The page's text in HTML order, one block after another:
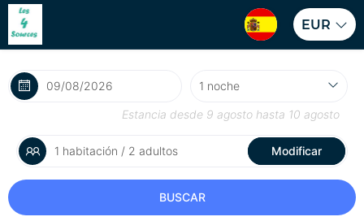
EUR
Estancia desde 9 agosto hasta 10 agosto
1 habitación / 2 adultos Modificar